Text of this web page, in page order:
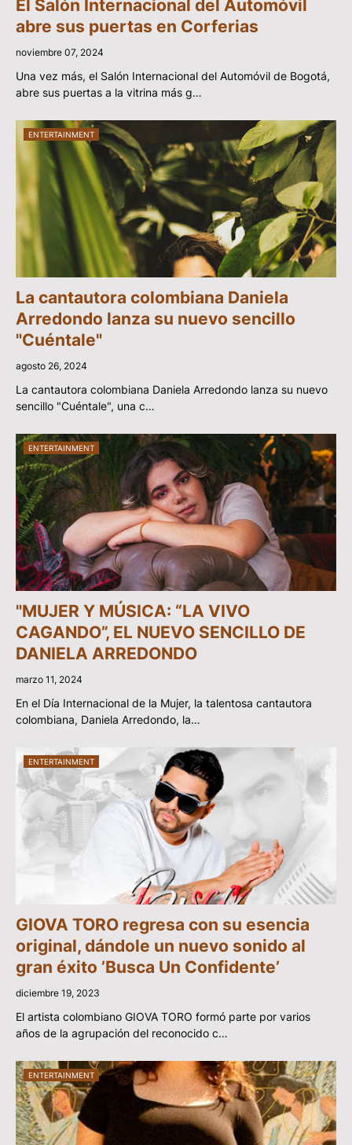
El Salón Internacional del Automóvil
abre sus puertas en Corferias
noviembre 07, 2024
Una vez más, el Salón Internacional del Automóvil de Bogotá,
abre sus puertas a la vitrina más g…
ENTERTAINMENT
La cantautora colombiana Daniela
Arredondo lanza su nuevo sencillo
"Cuéntale"
agosto 26, 2024
La cantautora colombiana Daniela Arredondo lanza su nuevo
sencillo "Cuéntale", una c…
ENTERTAINMENT
"MUJER Y MÚSICA: “LA VIVO
CAGANDO”, EL NUEVO SENCILLO DE
DANIELA ARREDONDO
marzo 11, 2024
En el Día Internacional de la Mujer, la talentosa cantautora
colombiana, Daniela Arredondo, la…
ENTERTAINMENT
GIOVA TORO regresa con su esencia
original, dándole un nuevo sonido al
gran éxito ’Busca Un Confidente’
diciembre 19, 2023
El artista colombiano GIOVA TORO formó parte por varios
años de la agrupación del reconocido c…
ENTERTAINMENT